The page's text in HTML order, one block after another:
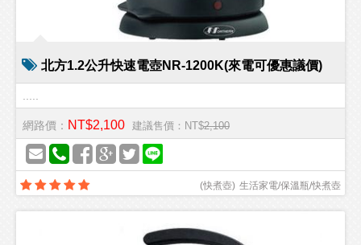
北方1.2公升快速電壺NR-1200K(來電可優惠議價)
網路價： NT$2,100 建議售價：NT$2,100
生活家電/保溫瓶/快煮壺
(快煮壺)